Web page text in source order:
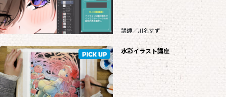
講師／川名すず
水彩イラスト講座